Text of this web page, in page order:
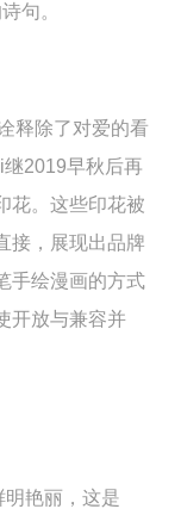
句。
释除了对爱的看
2019早秋后再
花。这些印花被
接，展现出品牌
手绘漫画的方式
开放与兼容并
艳丽，这是